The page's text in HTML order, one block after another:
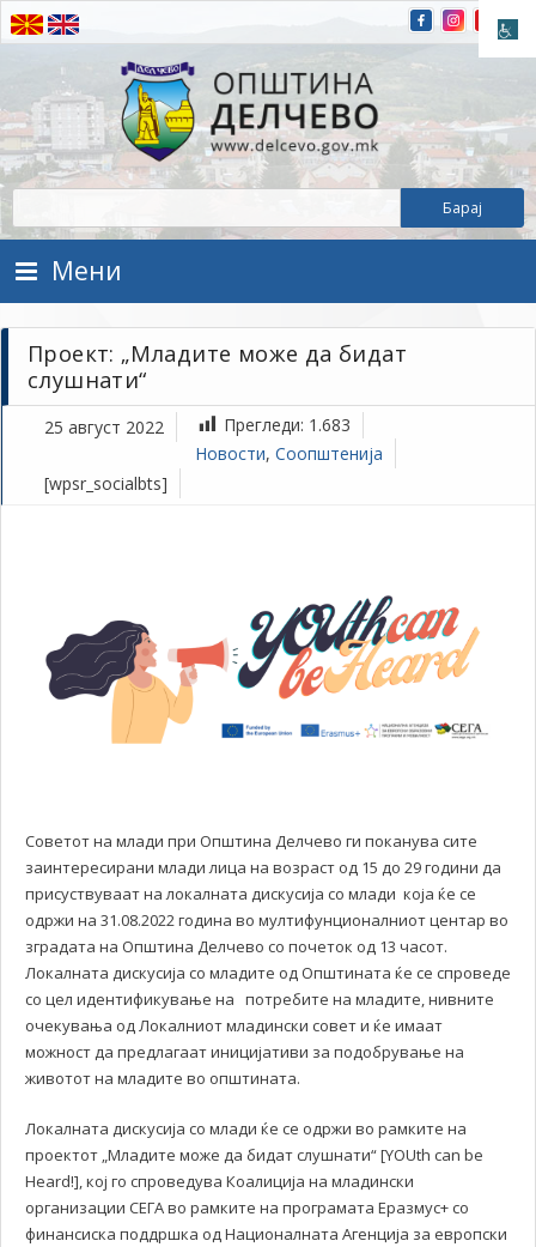
Прескокнете на содржината
Општина Делчево
Општина Делчево
Мени
Проект: „Младите може да бидат
слушнати“
25 август 2022 Прегледи: 1.683
Новости, Соопштенија
[wpsr_socialbts]
Советот на млади при Општина Делчево ги поканува сите
заинтересирани млади лица на возраст од 15 до 29 години да
присуствуваат на локалната дискусија со млади која ќе се
одржи на 31.08.2022 година во мултифунционалниот центар во
зградата на Општина Делчево со почеток од 13 часот.
Локалната дискусија со младите од Општината ќе се спроведе
со цел идентификување на потребите на младите, нивните
очекувања од Локалниот младински совет и ќе имаат
можност да предлагаат иницијативи за подобрување на
животот на младите во општината.
Локалната дискусија со млади ќе се одржи во рамките на
проектот „Младите може да бидат слушнати“ [YOUth can be
Heard!], кој го спроведува Коалиција на младински
организации СЕГА во рамките на програмата Еразмус+ со
финансиска поддршка од Националната Агенција за европски